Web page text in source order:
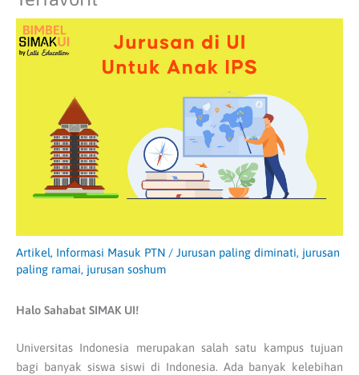
Artikel, Informasi Masuk PTN / Jurusan paling diminati, jurusan
paling ramai, jurusan soshum
Halo Sahabat SIMAK UI!
Universitas Indonesia merupakan salah satu kampus tujuan
bagi banyak siswa siswi di Indonesia. Ada banyak kelebihan